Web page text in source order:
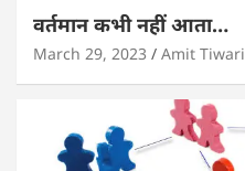
वर्तमान कभी नहीं आता…
March 29, 2023 Amit Tiwari